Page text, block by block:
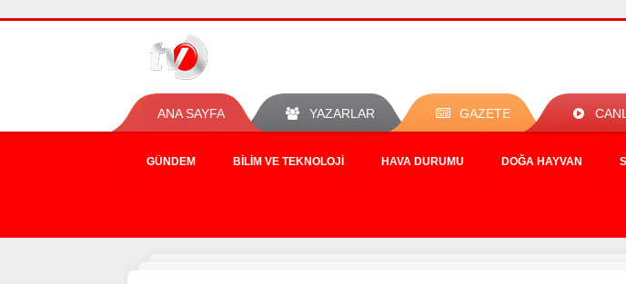
ANA SAYFA YAZARLAR GAZETE
GÜNDEM BILIM VE TEKNOLOJI HAVA DURUMU DOĞA HAYVAN